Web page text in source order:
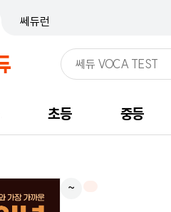
쎄듀런
초등 중등
~